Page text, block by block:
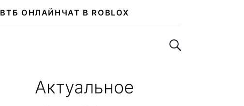
ВТБ ОНЛАЙН ЧАТ В ROBLOX
Поиск по сайту
Актуальное